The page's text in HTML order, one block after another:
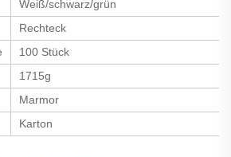
Weiß/schwarz/grün
Rechteck
100 Stück
1715g
Marmor
Karton